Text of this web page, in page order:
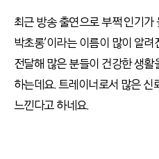
최근 방송 출연으로 부쩍 인기가
박초롱’이라는 이름이 많이 알
전달해 많은 분들이 건강한 생
하는데요. 트레이너로서 많은 신
느낀다고 하네요.